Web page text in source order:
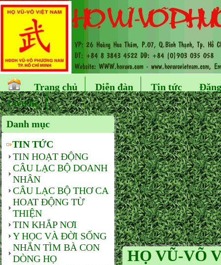
Trang chủ Diễn đàn Tin tức
Liên hệ
Danh mục
TIN TỨC
TIN HOẠT ĐỘNG
CÂU LẠC BỘ DOANH
NHÂN
CÂU LẠC BỘ THƠ CA
HOAT ĐỘNG TỪ
THIỆN
TIN KHẮP NƠI
Y HỌC VÀ ĐỜI SỐNG
NHẮN TÌM BÀ CON
DÒNG HỌ
HỌ VŨ-VÕ